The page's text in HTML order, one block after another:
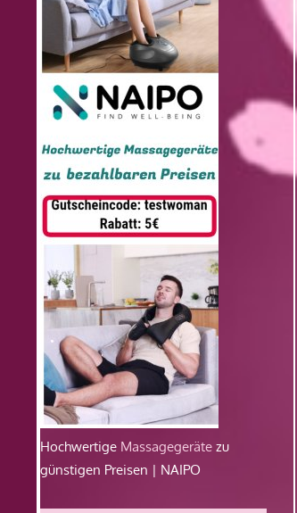
Hochwertige Massagegeräte zu
günstigen Preisen | NAIPO